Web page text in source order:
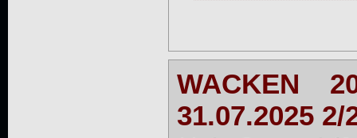
WACKEN
31.07.2025 2/